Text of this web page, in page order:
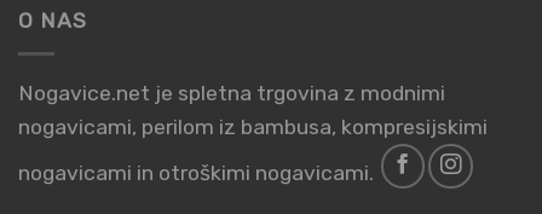
O NAS
Nogavice.net je spletna trgovina z modnimi
nogavicami, perilom iz bambusa, kompresijskimi
nogavicami in otroškimi nogavicami.